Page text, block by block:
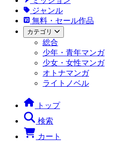
ジャンル
無料・セール作品
カテゴリ
総合
少年・青年マンガ
少女・女性マンガ
オトナマンガ
ライトノベル
トップ
検索
カート